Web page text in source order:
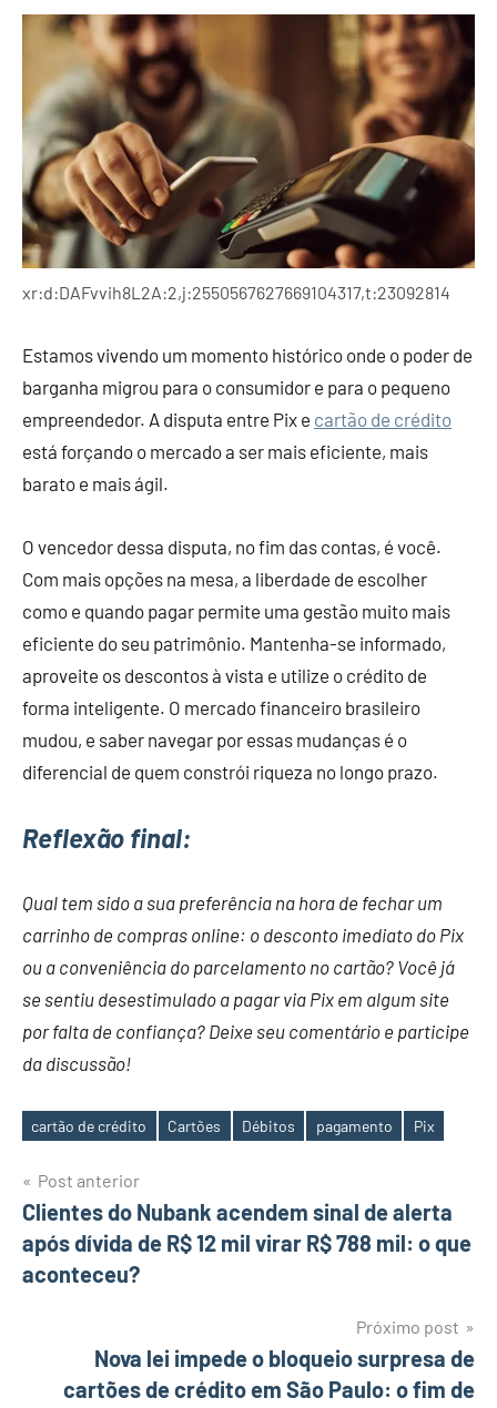
xr:d:DAFvvih8L2A:2,j:2550567627669104317,t:23092814
Estamos vivendo um momento histórico onde o poder de
barganha migrou para o consumidor e para o pequeno
empreendedor. A disputa entre Pix e cartão de crédito
está forçando o mercado a ser mais eficiente, mais
barato e mais ágil.
O vencedor dessa disputa, no fim das contas, é você.
Com mais opções na mesa, a liberdade de escolher
como e quando pagar permite uma gestão muito mais
eficiente do seu patrimônio. Mantenha-se informado,
aproveite os descontos à vista e utilize o crédito de
forma inteligente. O mercado financeiro brasileiro
mudou, e saber navegar por essas mudanças é o
diferencial de quem constrói riqueza no longo prazo.
Reflexão final:
Qual tem sido a sua preferência na hora de fechar um
carrinho de compras online: o desconto imediato do Pix
ou a conveniência do parcelamento no cartão? Você já
se sentiu desestimulado a pagar via Pix em algum site
por falta de confiança? Deixe seu comentário e participe
da discussão!
Tags
cartão de crédito Cartões Débitos pagamento Pix
Navegação
de
Post
Post anterior
Clientes do Nubank acendem sinal de alerta
após dívida de R$ 12 mil virar R$ 788 mil: o que
aconteceu?
Próximo post
Nova lei impede o bloqueio surpresa de
cartões de crédito em São Paulo: o fim de